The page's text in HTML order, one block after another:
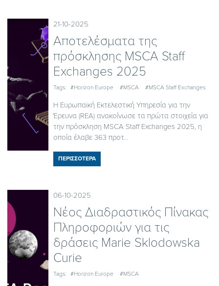
21-10-2025
Αποτελέσματα της
πρόσκλησης MSCA Staff
Exchanges 2025
Tags: #Horizon Europe #MSCA #MSCA Staff Exchanges
Η Ευρωπαϊκή Εκτελεστική Υπηρεσία για την
Έρευνα (REA) ανακοίνωσε τα πρώτα στοιχεία για
την πρόσκληση MSCA Staff Exchanges 2025, η
οποία έλαβε 363 προτ...
ΠΕΡΙΣΣΟΤΕΡΑ
06-10-2025
Νέος Διαδραστικός Πίνακας
Πληροφοριών για τις
δράσεις Marie Sklodowska
Curie
Tags: #Horizon Europe #MSCA